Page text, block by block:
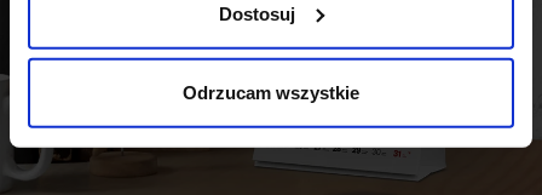
wszystkich wymienionych wcześniej rodzajów cookies
(ciasteczek). Jeśli klikniesz "Odrzucam wszystkie",
strony. Jeżeli chcesz samodzielnie zdecydować, jakie
“Dostosuj”.
Dostosuj
Odrzucam wszystkie